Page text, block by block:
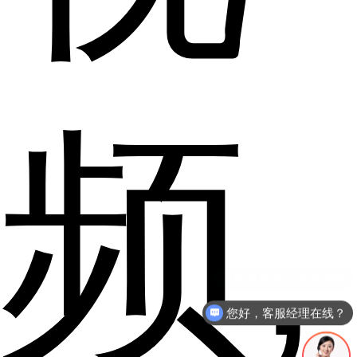
频,
您好，客服经理在线？